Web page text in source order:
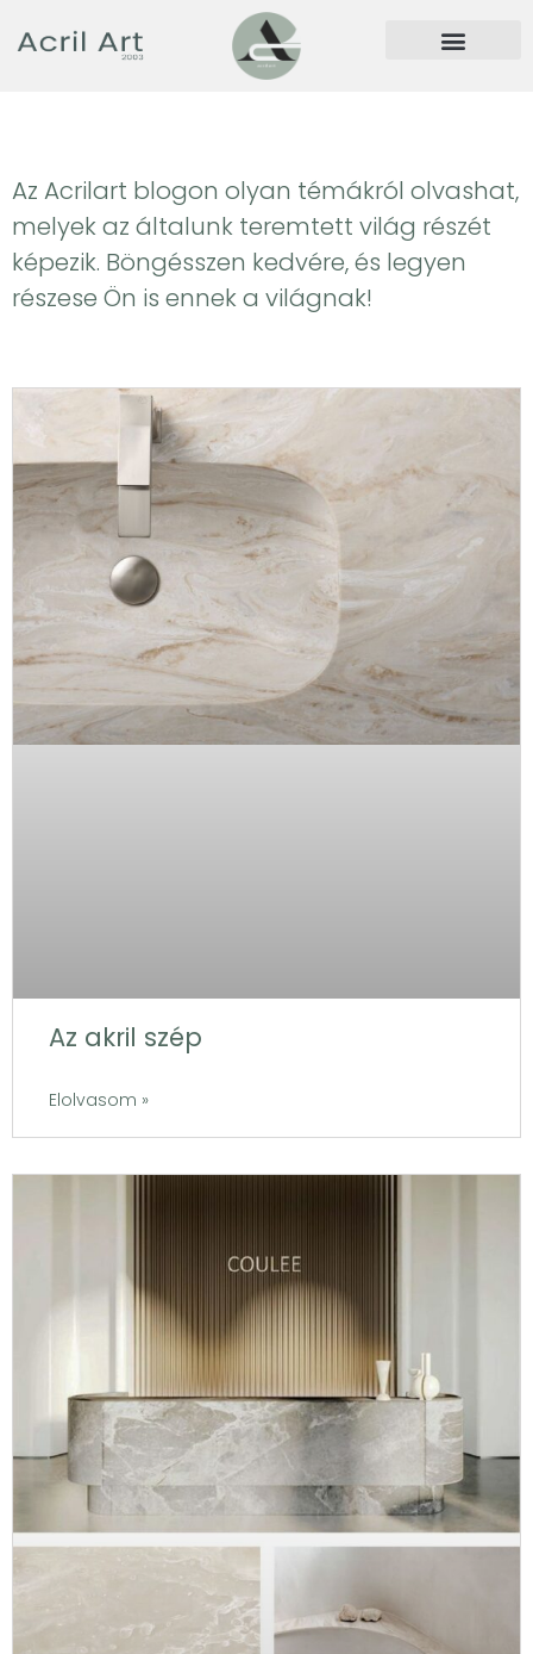
Az Acrilart blogon olyan témákról olvashat,
melyek az általunk teremtett világ részét
képezik. Böngésszen kedvére, és legyen
részese Ön is ennek a világnak!
Az akril szép
Elolvasom »